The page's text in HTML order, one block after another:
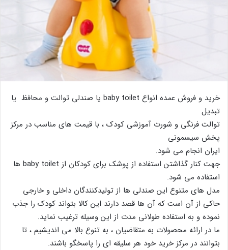
خرید و فروش عمده انواع baby toilet یا صندلی توالت و محافظ یا
تبدیل
توالت فرنگی و شورت آموزشی کودک ، با قیمت های مناسب در مرکز
پخش سیسمونی
ایران انجام می شود.
جهت کنار گذاشتن استفاده از پوشک برای کودکان از baby toilet ها
استفاده می شود.
مدل های متنوع این صندلی ها از تولیدکنندگان داخلی و خارجی
حاکی از آن است که آن ها قصد دارند این کالا بتواند کودک را جذب
نموده و به استفاده طولانی مدت از این وسیله ترغیب نماید.
ما در ارائه محصولات به متقاضیان ، به تنوع بالا می اندیشیم ، تا
بتوانند در مرکز خرید خود هر سلیقه ای را پاسخگو باشند.